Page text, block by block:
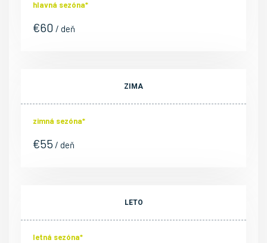
hlavná sezóna*
€60 / deň
ZIMA
zimná sezóna*
€55 / deň
LETO
letná sezóna*